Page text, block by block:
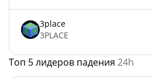
3place
3PLACE
Топ 5 лидеров падения 24h